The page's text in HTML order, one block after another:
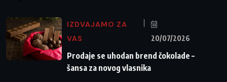
IZDVAJAMO ZA
VAS
20/07/2026
Prodaje se uhodan brend čokolade –
šansa za novog vlasnika